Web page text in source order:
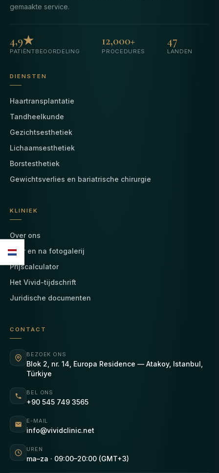
gemaakte service.
4,9★
PATIËNTBEOORDELING
12,000+
PROCEDURES
47
LANDEN
DIENSTEN
Haartransplantatie
Tandheelkunde
Gezichtsesthetiek
Lichaamsesthetiek
Borstesthetiek
Gewichtsverlies en bariatrische chirurgie
KLINIEK
Over ons
Voor en na fotogalerij
Prijscalculator
Het Vivid-tijdschrift
Juridische documenten
CONTACT
BEZOEK ONS
Blok 2, nr. 14, Europa Residence — Atakoy, Istanbul,
Türkiye
BEL ONS
+90 545 749 3565
E-MAIL
info@vividclinic.net
UREN
ma–za · 09:00–20:00 (GMT+3)